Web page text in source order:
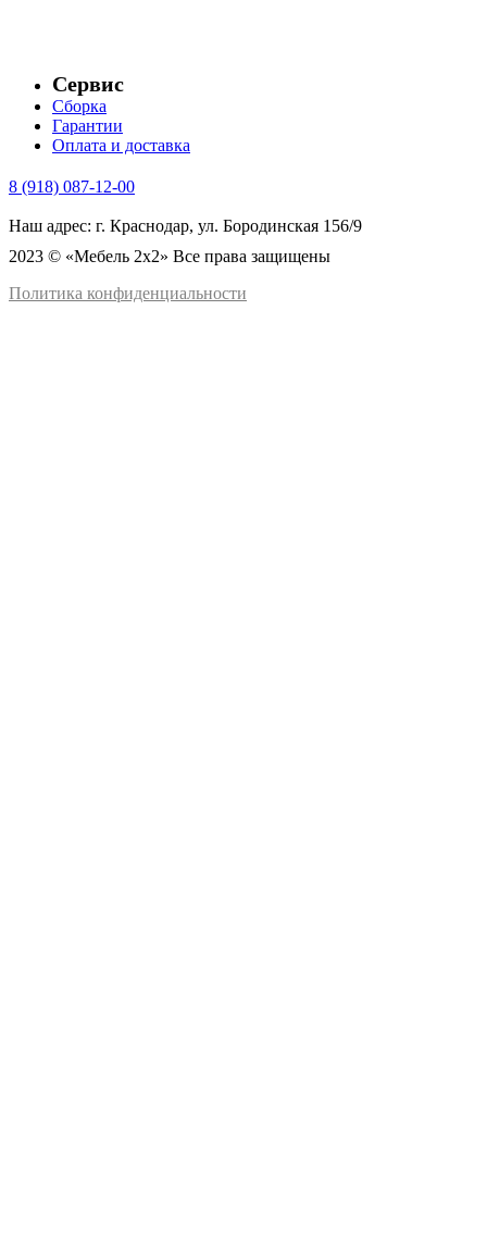
Сервис
Сборка
Гарантии
Оплата и доставка
8 (918) 087-12-00
Наш адрес: г. Краснодар, ул. Бородинская 156/9
2023 © «Мебель 2x2» Все права защищены
Политика конфиденциальности